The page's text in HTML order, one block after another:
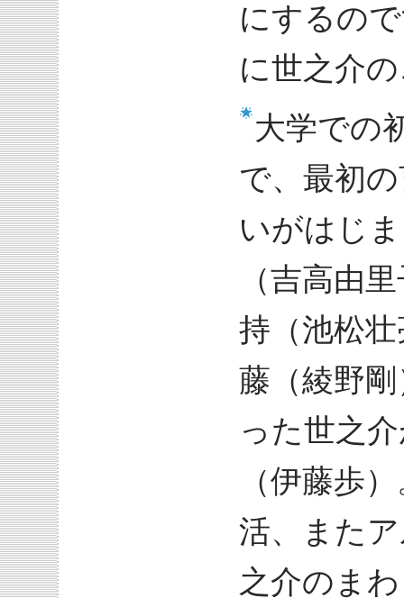
にするの
に世之介
大学での
で、最初
いがはじ
（吉高由
持（池松
藤（綾野
った世之
（伊藤歩
活、また
之介のま